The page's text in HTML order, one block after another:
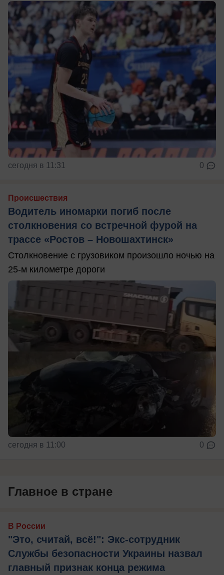
сегодня в 11:31 0
Происшествия
Водитель иномарки погиб после
столкновения со встречной фурой на
трассе «Ростов – Новошахтинск»
Столкновение с грузовиком произошло ночью на
25-м километре дороги
сегодня в 11:00 0
Главное в стране
В России
"Это, считай, всё!": Экс-сотрудник
Службы безопасности Украины назвал
главный признак конца режима